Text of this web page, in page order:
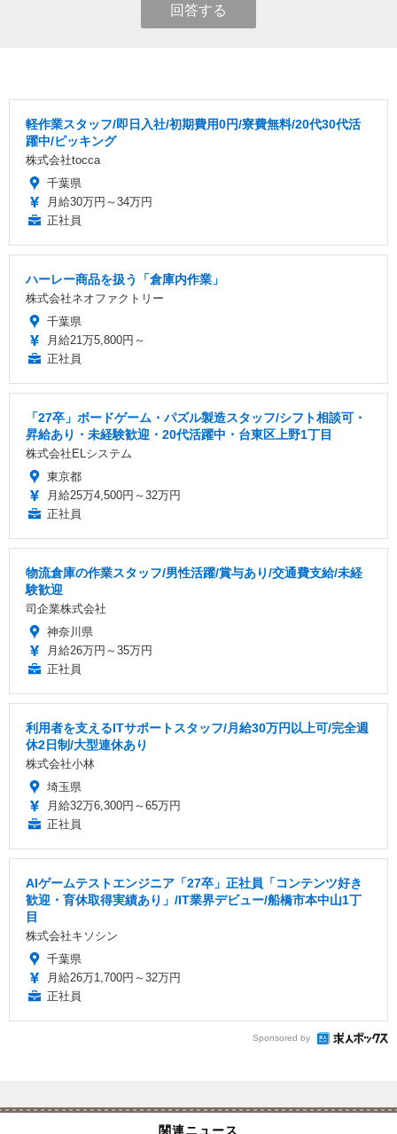
回答する
軽作業スタッフ/即日入社/初期費用0円/寮費無料/20代30代活
躍中/ピッキング
株式会社tocca
千葉県
月給30万円～34万円
正社員
ハーレー商品を扱う「倉庫内作業」
株式会社ネオファクトリー
千葉県
月給21万5,800円～
正社員
「27卒」ボードゲーム・パズル製造スタッフ/シフト相談可・
昇給あり・未経験歓迎・20代活躍中・台東区上野1丁目
株式会社ELシステム
東京都
月給25万4,500円～32万円
正社員
物流倉庫の作業スタッフ/男性活躍/賞与あり/交通費支給/未経
験歓迎
司企業株式会社
神奈川県
月給26万円～35万円
正社員
利用者を支えるITサポートスタッフ/月給30万円以上可/完全週
休2日制/大型連休あり
株式会社小林
埼玉県
月給32万6,300円～65万円
正社員
AIゲームテストエンジニア「27卒」正社員「コンテンツ好き
歓迎・育休取得実績あり」/IT業界デビュー/船橋市本中山1丁
目
株式会社キソシン
千葉県
月給26万1,700円～32万円
正社員
Sponsored by
関連ニュース